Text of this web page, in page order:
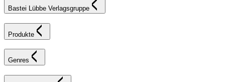
Bastei Lübbe Verlagsgruppe
Produkte
Genres